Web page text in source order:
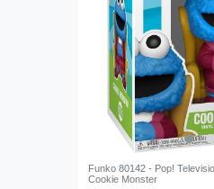
Funko 80142 - Pop!
Cookie Monster